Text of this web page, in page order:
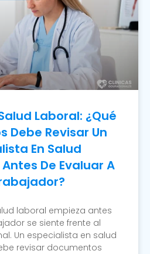
Laboral: ¿Qué
Debe Revisar Un
En Salud
De Evaluar A
laboral empieza antes
se siente frente al
Un especialista en salud
revisar documentos